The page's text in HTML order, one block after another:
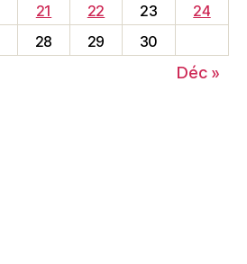
21 22 23
24
28 29 30
Déc »